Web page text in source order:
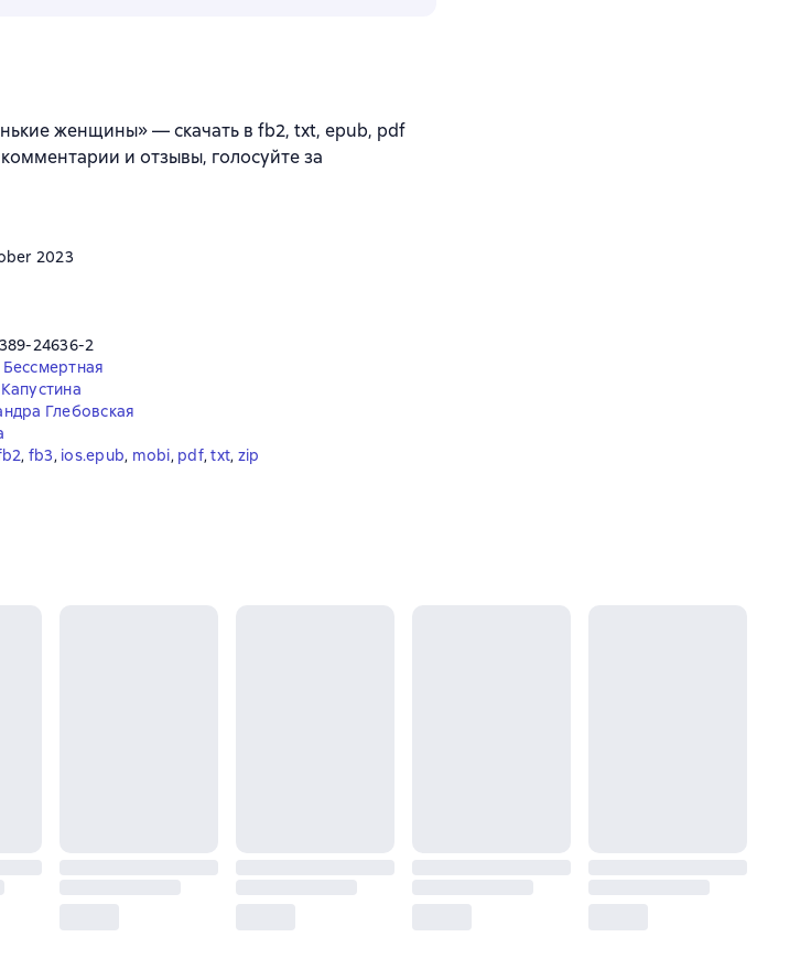
женщины» — скачать в fb2, txt, epub, pdf
и отзывы, голосуйте за
2023
24636-2
Глебовская
, fb3, ios.epub, mobi, pdf, txt, zip